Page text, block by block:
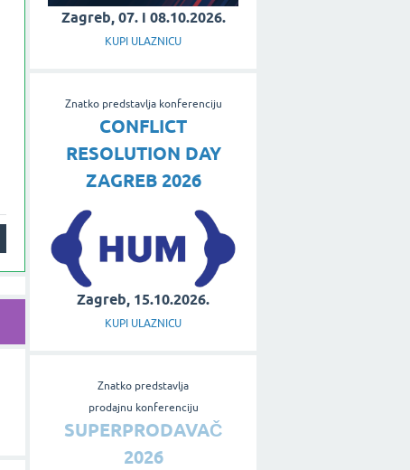
Zagreb, 07. i 08.10.2026.
KUPI ULAZNICU
Znatko predstavlja konferenciju
CONFLICT
RESOLUTION DAY
ZAGREB 2026
Zagreb, 15.10.2026.
KUPI ULAZNICU
Znatko predstavlja
prodajnu konferenciju
SUPERPRODAVAČ
2026